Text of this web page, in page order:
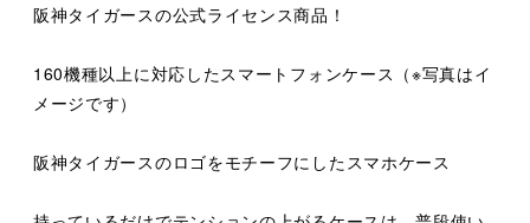
阪神タイガースの公式ライセンス商品！
160機種以上に対応したスマートフォンケース（※写真はイ
メージです）
阪神タイガースのロゴをモチーフにしたスマホケース